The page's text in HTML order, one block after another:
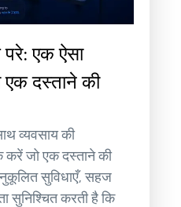
एक ऐसा
एक दस्ताने की
व्यवसाय की
जो एक दस्ताने की
सुविधाएँ, सहज
सुनिश्चित करती है कि